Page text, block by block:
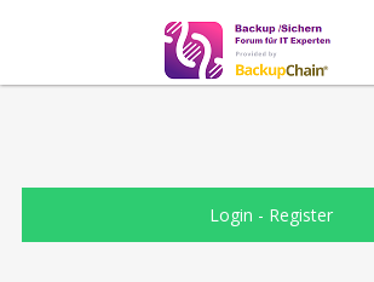
Login - Register